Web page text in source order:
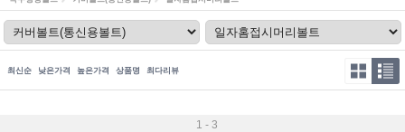
최신순 낮은가격 높은가격 상품명 최다리뷰
1 - 3